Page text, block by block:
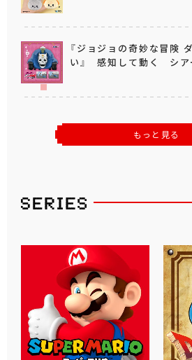
『ジョジョの奇妙な冒険
い』 感知して動く シア
もっと見る